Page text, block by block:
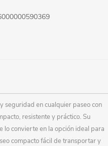
seguridad en cualquier paseo con
resistente y práctico. Su
convierte en la opción ideal para
compacto fácil de transportar y